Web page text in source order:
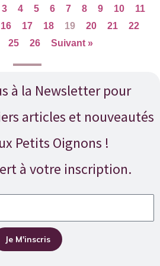
3 4 5 6 7 8 9 10
11
16 17 18 19 20 21
22
25 26 Suivant »
à la Newsletter pour
articles et nouveautés
Petits Oignons !
à votre inscription.
Je M'inscris